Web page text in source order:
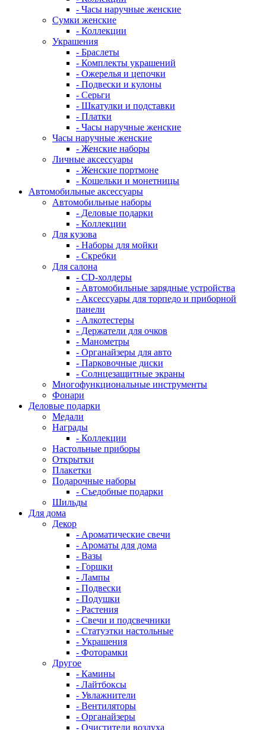
- Часы наручные женские
Сумки женские
- Коллекции
Украшения
- Браслеты
- Комплекты украшений
- Ожерелья и цепочки
- Подвески и кулоны
- Серьги
- Шкатулки и подставки
- Платки
- Часы наручные женские
Часы наручные женские
- Женские наборы
Личные аксессуары
- Женские портмоне
- Кошельки и монетницы
Автомобильные аксессуары
Автомобильные наборы
- Деловые подарки
- Коллекции
Для кузова
- Наборы для мойки
- Скребки
Для салона
- CD-холдеры
- Автомобильные зарядные устройства
- Аксессуары для торпедо и приборной
панели
- Алкотестеры
- Держатели для очков
- Манометры
- Органайзеры для авто
- Парковочные диски
- Солнцезащитные экраны
Многофункциональные инструменты
Фонари
Деловые подарки
Медали
Награды
- Коллекции
Настольные приборы
Открытки
Плакетки
Подарочные наборы
- Съедобные подарки
Шильды
Для дома
Декор
- Ароматические свечи
- Ароматы для дома
- Вазы
- Горшки
- Лампы
- Подвески
- Подушки
- Растения
- Свечи и подсвечники
- Статуэтки настольные
- Украшения
- Фоторамки
Другое
- Камины
- Лайтбоксы
- Увлажнители
- Вентиляторы
- Органайзеры
- Очистители воздуха